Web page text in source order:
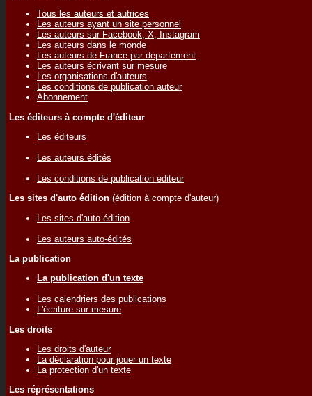
Tous les auteurs et autrices
Les auteurs ayant un site personnel
Les auteurs sur Facebook, X, Instagram
Les auteurs dans le monde
Les auteurs de France par département
Les auteurs écrivant sur mesure
Les organisations d'auteurs
Les conditions de publication auteur
Abonnement
Les éditeurs à compte d'éditeur
Les éditeurs
Les auteurs édités
Les conditions de publication éditeur
Les sites d'auto édition (édition à compte d'auteur)
Les sites d'auto-édition
Les auteurs auto-édités
La publication
La publication d'un texte
Les calendriers des publications
L'écriture sur mesure
Les droits
Les droits d'auteur
La déclaration pour jouer un texte
La protection d'un texte
Les réprésentations